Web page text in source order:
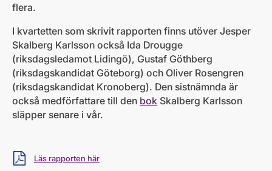
flera.
I kvartetten som skrivit rapporten finns utöver Jesper
Skalberg Karlsson också Ida Drougge
(riksdagsledamot Lidingö), Gustaf Göthberg
(riksdagskandidat Göteborg) och Oliver Rosengren
(riksdagskandidat Kronoberg). Den sistnämnda är
också medförfattare till den bok Skalberg Karlsson
släpper senare i vår.
Läs rapporten här
Ladda ner